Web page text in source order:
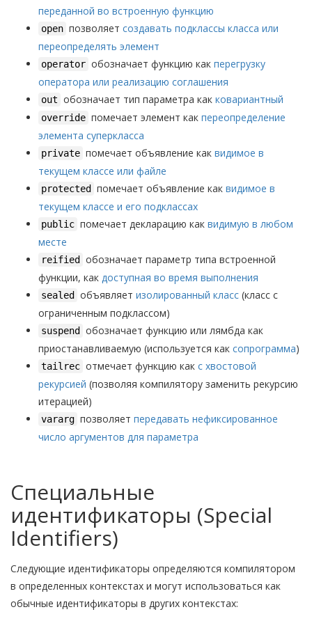
переданной во встроенную функцию
open позволяет создавать подклассы класса или
переопределять элемент
operator обозначает функцию как перегрузку
оператора или реализацию соглашения
out обозначает тип параметра как ковариантный
override помечает элемент как переопределение
элемента суперкласса
private помечает объявление как видимое в
текущем классе или файле
protected помечает объявление как видимое в
текущем классе и его подклассах
public помечает декларацию как видимую в любом
месте
reified
обозначает параметр типа встроенной
функции, как доступная во время выполнения
sealed объявляет изолированный класс (класс с
ограниченным подклассом)
suspend
обозначает функцию или лямбда как
приостанавливаемую (используется как сопрограмма)
tailrec отмечает функцию как с хвостовой
рекурсией (позволяя компилятору заменить рекурсию
итерацией)
vararg позволяет передавать нефиксированное
число аргументов для параметра
Специальные
идентификаторы (Special
Identifiers)
Следующие идентификаторы определяются компилятором
в определенных контекстах и могут использоваться как
обычные идентификаторы в других контекстах: